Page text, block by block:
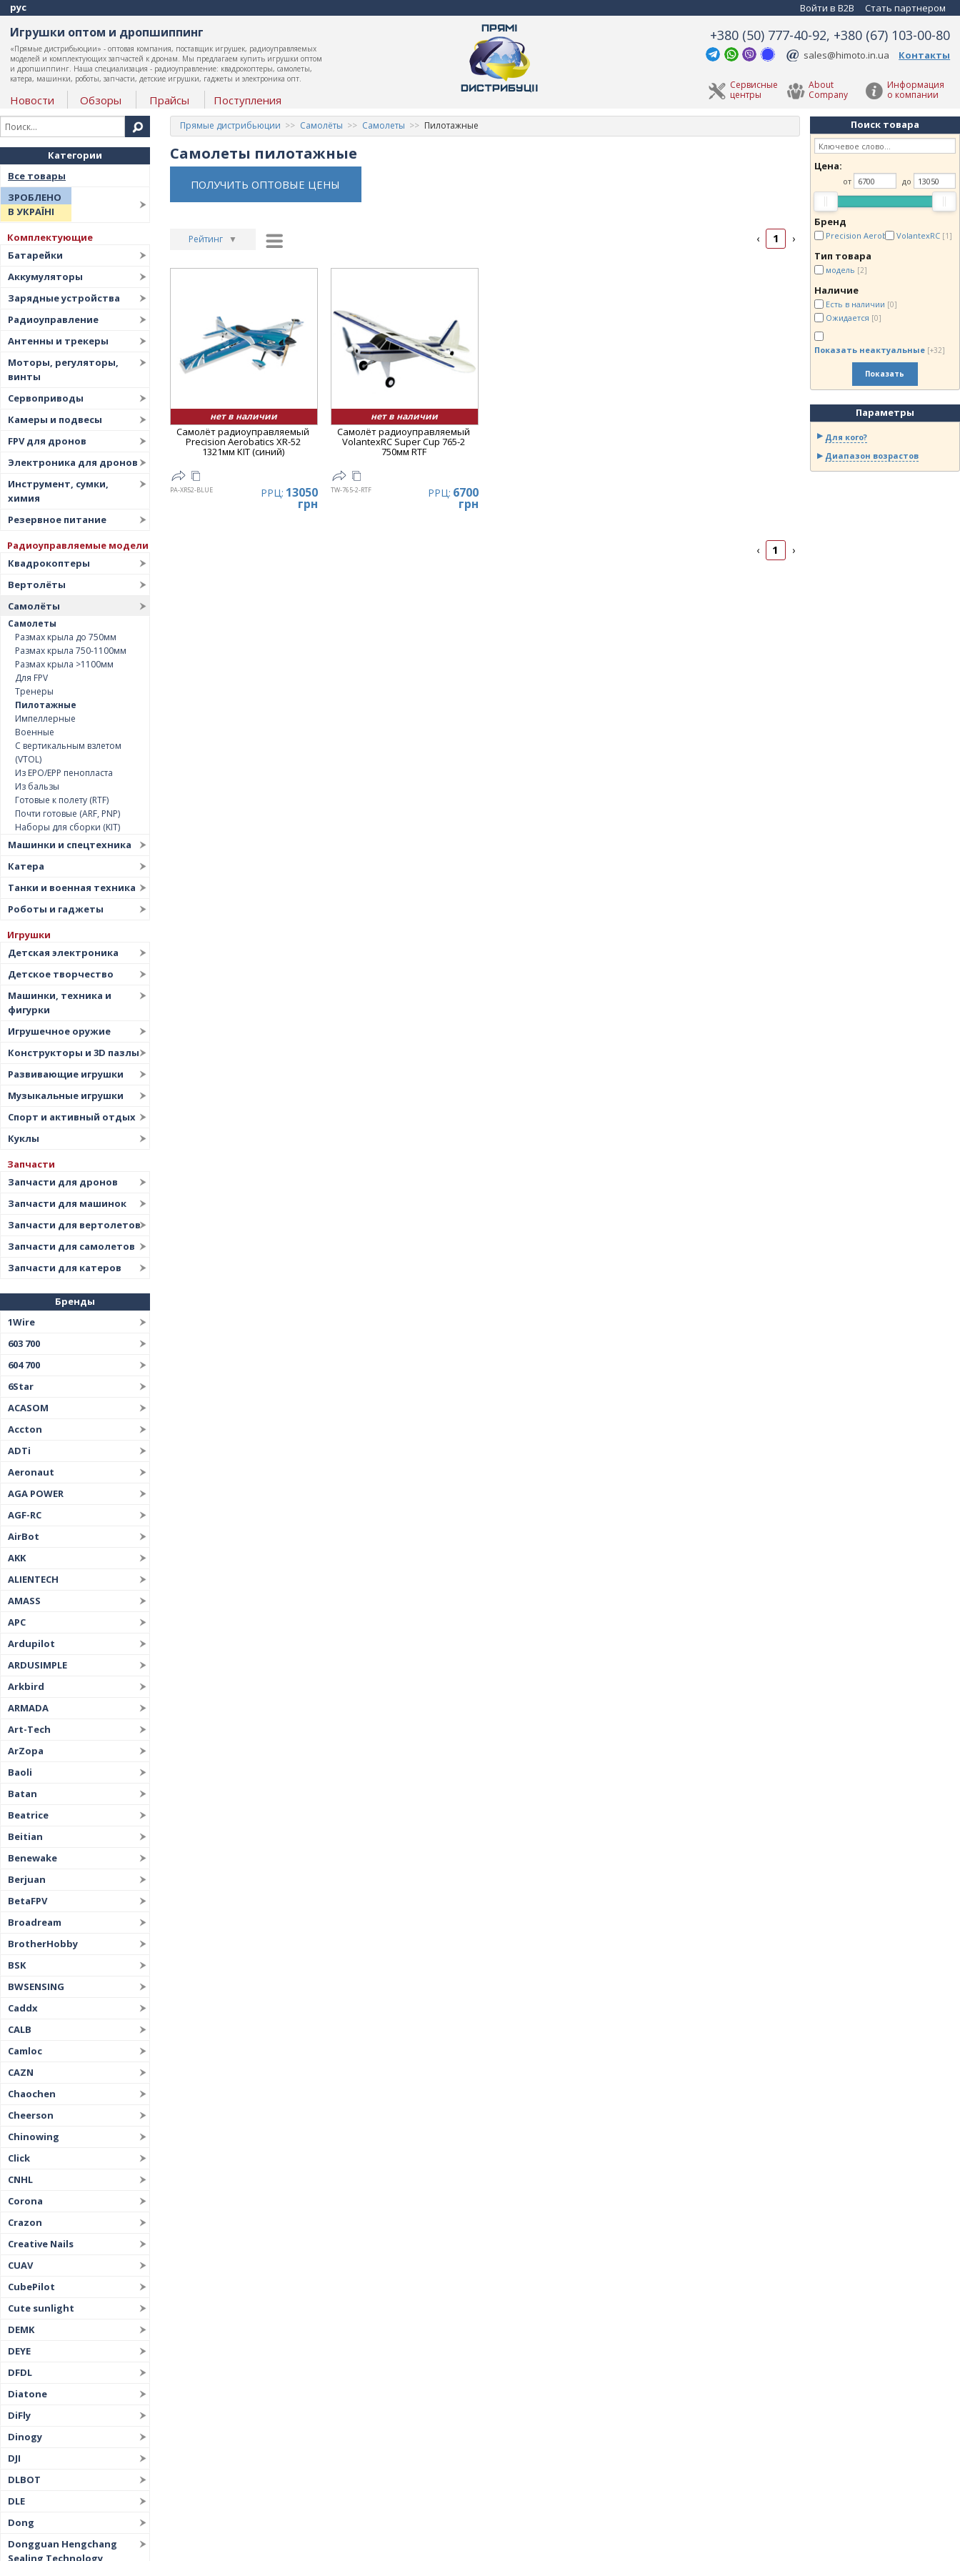
рус Войти в B2B Стать партнером
Игрушки оптом и дропшиппинг
«Прямые дистрибьюции» - оптовая компания, поставщик игрушек, радиоуправляемых
моделей и комплектующих запчастей к дронам. Мы предлагаем купить игрушки оптом
и дропшиппинг. Наша специализация - радиоуправление: квадрокоптеры, самолеты,
катера, машинки, роботы, запчасти, детские игрушки, гаджеты и электроника опт.
Новости Обзоры Прайсы Поступления
+380 (50) 777-40-92, +380 (67) 103-00-80
sales@himoto.in.ua Контакты
Информация
о компании
About
Company
Сервисные
центры
Категории
Все товары
ЗРОБЛЕНО
В УКРАЇНІ
Комплектующие
Батарейки
Аккумуляторы
Зарядные устройства
Радиоуправление
Антенны и трекеры
Моторы, регуляторы,
винты
Сервоприводы
Камеры и подвесы
FPV для дронов
Электроника для дронов
Инструмент, сумки,
химия
Резервное питание
Радиоуправляемые модели
Квадрокоптеры
Вертолёты
Самолёты
Самолеты
Размах крыла до 750мм
Размах крыла 750-1100мм
Размах крыла >1100мм
Для FPV
Тренеры
Пилотажные
Импеллерные
Военные
С вертикальным взлетом
(VTOL)
Из EPO/EPP пенопласта
Из бальзы
Готовые к полету (RTF)
Почти готовые (ARF, PNP)
Наборы для сборки (KIT)
Машинки и спецтехника
Катера
Танки и военная техника
Роботы и гаджеты
Игрушки
Детская электроника
Детское творчество
Машинки, техника и
фигурки
Игрушечное оружие
Конструкторы и 3D пазлы
Развивающие игрушки
Музыкальные игрушки
Спорт и активный отдых
Куклы
Запчасти
Запчасти для дронов
Запчасти для машинок
Запчасти для вертолетов
Запчасти для самолетов
Запчасти для катеров
Бренды
1Wire
603 700
604 700
6Star
ACASOM
Accton
ADTi
Aeronaut
AGA POWER
AGF-RC
AirBot
AKK
ALIENTECH
AMASS
APC
Ardupilot
ARDUSIMPLE
Arkbird
ARMADA
Art-Tech
ArZopa
Baoli
Batan
Beatrice
Beitian
Benewake
Berjuan
BetaFPV
Broadream
BrotherHobby
BSK
BWSENSING
Caddx
CALB
Camloc
CAZN
Chaochen
Cheerson
Chinowing
Click
CNHL
Corona
Crazon
Creative Nails
CUAV
CubePilot
Cute sunlight
DEMK
DEYE
DFDL
Diatone
DiFly
Dinogy
DJI
DLBOT
DLE
Dong
Dongguan Hengchang
Sealing Technology
Прямые дистрибьюции Самолёты Самолеты Пилотажные
Самолеты пилотажные
ПОЛУЧИТЬ ОПТОВЫЕ ЦЕНЫ
Рейтинг ▼
▲
Цена ▼
‹ 1 ›
нет в наличии
Самолёт радиоуправляемый
Precision Aerobatics XR-52
1321мм KIT (синий)
PA-XR52-BLUE РРЦ: 13050
грн
нет в наличии
Самолёт радиоуправляемый
VolantexRC Super Cup 765-2
750мм RTF
TW-765-2-RTF РРЦ: 6700
грн
‹ 1 ›
Поиск товара
Цена:
от до
Бренд
Precision Aerobatics[1]
VolantexRC [1]
Тип товара
модель [2]
Наличие
Есть в наличии [0]
Ожидается [0]
Показать неактуальные [+32]
Показать
Параметры
Для кого?
Диапазон возрастов